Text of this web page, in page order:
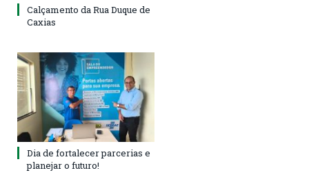
Calçamento da Rua Duque de
Caxias
Dia de fortalecer parcerias e
planejar o futuro!